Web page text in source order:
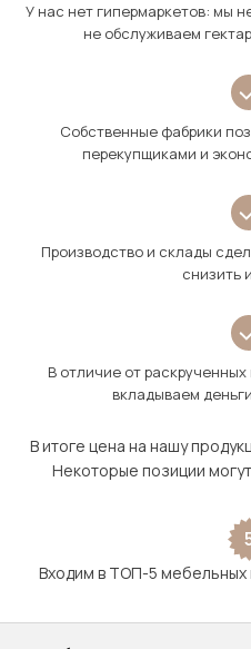
У нас нет гипермаркетов: мы
не обслуживаем
Собственные фабрики
перекупщиками и
Производство и склады
снизить
В отличие от
вкладываем
В итоге цена на нашу
Некоторые позиции
Входим в ТОП-5 мебельных